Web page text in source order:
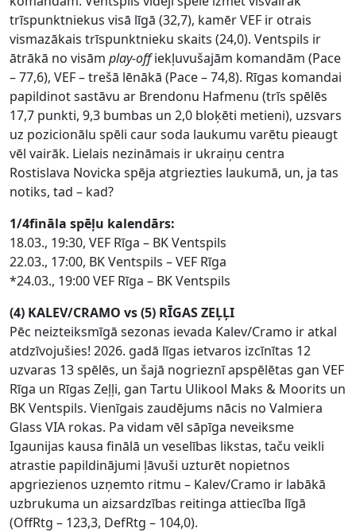
trīspunktniekus visā līgā (32,7), kamēr VEF ir otrais
vismazākais trīspunktnieku skaits (24,0). Ventspils ir
ātrākā no visām play-offiekļuvušajām komandām (Pace
– 77,6), VEF – trešā lēnākā (Pace – 74,8). Rīgas komandai
papildinot sastāvu ar Brendonu Hafmenu (trīs spēlēs
17,7 punkti, 9,3 bumbas un 2,0 bloķēti metieni), uzsvars
uz pozicionālu spēli caur soda laukumu varētu pieaugt
vēl vairāk. Lielais nezināmais ir ukraiņu centra
Rostislava Novicka spēja atgriezties laukumā, un, ja tas
notiks, tad – kad?
1/4fināla spēļu kalendārs:
18.03., 19:30, VEF Rīga – BK Ventspils
22.03., 17:00, BK Ventspils – VEF Rīga
*24.03., 19:00 VEF Rīga – BK Ventspils
(4) KALEV/CRAMO vs (5) RĪGAS ZEĻĻI
Pēc neizteiksmīgā sezonas ievada Kalev/Cramo ir atkal
atdzīvojušies! 2026. gadā līgas ietvaros izcīnītas 12
uzvaras 13 spēlēs, un šajā nogrieznī apspēlētas gan VEF
Rīga un Rīgas Zeļļi, gan Tartu Ulikool Maks & Moorits un
BK Ventspils. Vienīgais zaudējums nācis no Valmiera
Glass VIA rokas. Pa vidam vēl sāpīga neveiksme
Igaunijas kausa finālā un veselības likstas, taču veikli
atrastie papildinājumi ļāvuši uzturēt nopietnos
apgriezienos uzņemto ritmu – Kalev/Cramo ir labākā
uzbrukuma un aizsardzības reitinga attiecība līgā
(OffRtg – 123,3, DefRtg – 104,0).